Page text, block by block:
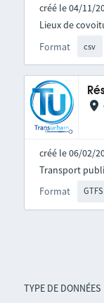
TYPE DE DONNÉES
créé le 04/11/
Format csv
Lieux de
créé le 06/02/
Format GTFS
Transport